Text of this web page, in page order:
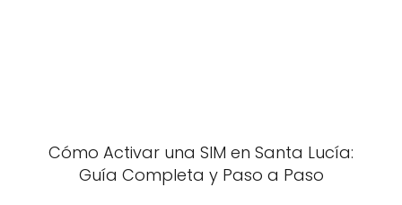
Cómo Activar una SIM en Santa Lucía:
Guía Completa y Paso a Paso